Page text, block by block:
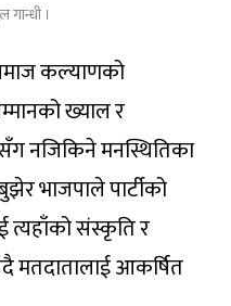
गान्धी ।
कल्याणको
ख्याल र
नजिकिने मनस्थितिका
भाजपाले पार्टीको
त्यहाँको संस्कृति र
मतदातालाई आकर्षित